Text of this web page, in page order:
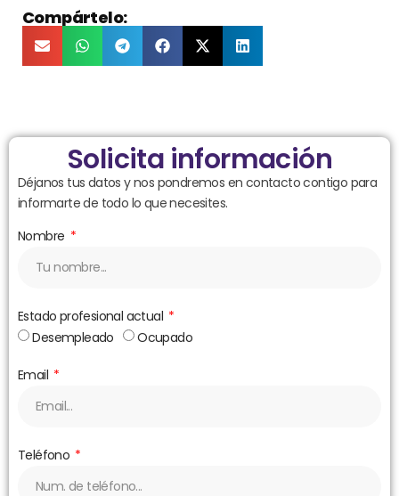
Compártelo:
Solicita información
Déjanos tus datos y nos pondremos en contacto contigo para
informarte de todo lo que necesites.
Nombre
Estado profesional actual
Desempleado
Ocupado
Email
Teléfono